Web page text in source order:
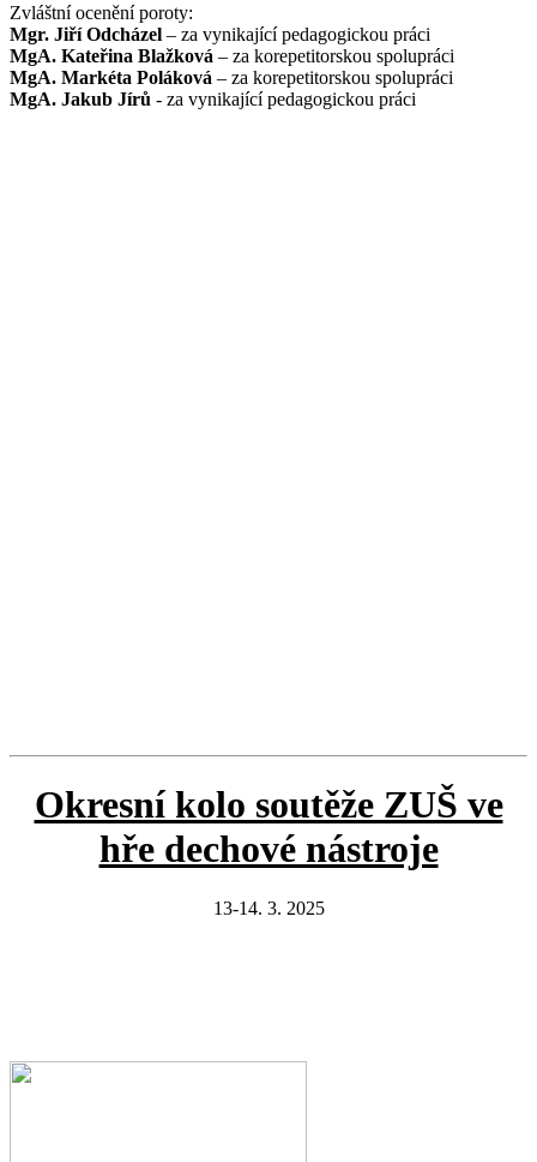
Zvláštní ocenění poroty:
Mgr. Jiří Odcházel – za vynikající pedagogickou práci
MgA. Kateřina Blažková – za korepetitorskou spolupráci
MgA. Markéta Poláková – za korepetitorskou spolupráci
MgA. Jakub Jírů - za vynikající pedagogickou práci
Okresní kolo soutěže ZUŠ ve
hře dechové nástroje
13-14. 3. 2025